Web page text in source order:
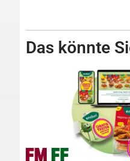
Das könnte